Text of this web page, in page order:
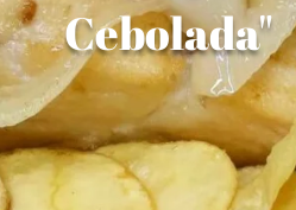
Cebolada"